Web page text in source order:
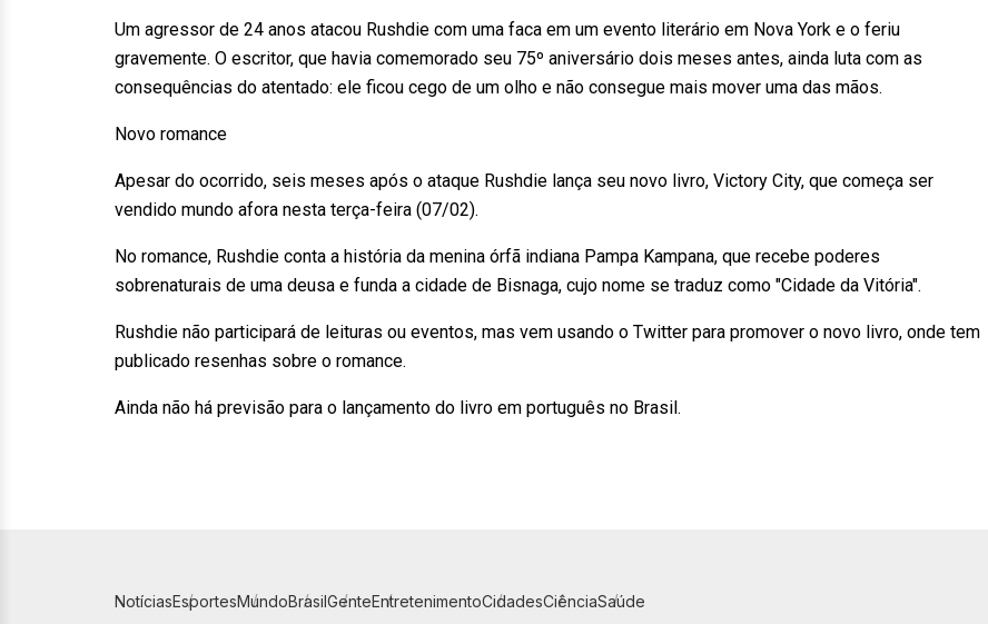
Um agressor de 24 anos atacou Rushdie com uma faca em um evento literário em Nova York e o feriu
gravemente. O escritor, que havia comemorado seu 75º aniversário dois meses antes, ainda luta com as
consequências do atentado: ele ficou cego de um olho e não consegue mais mover uma das mãos.
Novo romance
Apesar do ocorrido, seis meses após o ataque Rushdie lança seu novo livro, Victory City, que começa ser
vendido mundo afora nesta terça-feira (07/02).
No romance, Rushdie conta a história da menina órfã indiana Pampa Kampana, que recebe poderes
sobrenaturais de uma deusa e funda a cidade de Bisnaga, cujo nome se traduz como "Cidade da Vitória".
Rushdie não participará de leituras ou eventos, mas vem usando o Twitter para promover o novo livro, onde tem
publicado resenhas sobre o romance.
Ainda não há previsão para o lançamento do livro em português no Brasil.
NotíciasEsportesMundoBrasilGenteEntretenimentoCidadesCiênciaSaúde